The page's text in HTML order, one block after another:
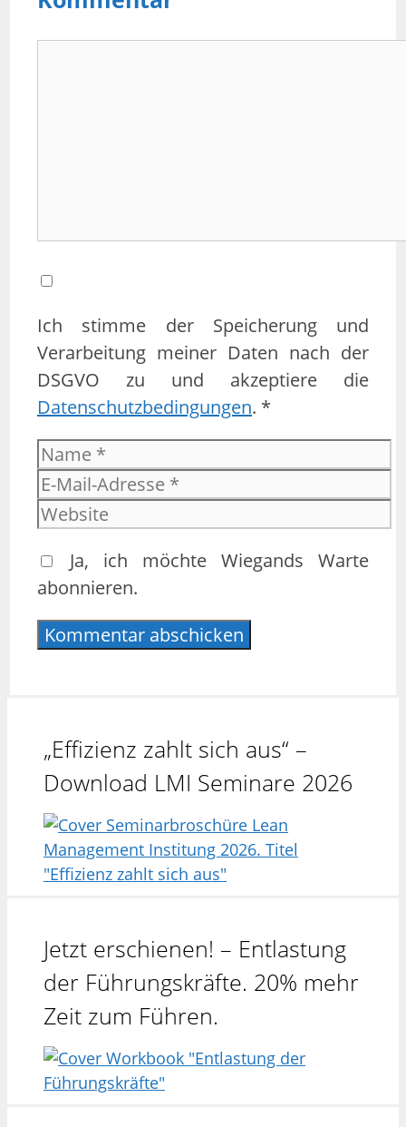
Ich stimme der Speicherung und
Verarbeitung meiner Daten nach der
DSGVO zu und akzeptiere die
Datenschutzbedingungen. *
Name
E-
Mail-
Adresse
Website
Ja, ich möchte Wiegands Warte
abonnieren.
„Effizienz zahlt sich aus“ –
Download LMI Seminare 2026
Jetzt erschienen! – Entlastung
der Führungskräfte. 20% mehr
Zeit zum Führen.